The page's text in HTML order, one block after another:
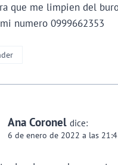
que me limpien del
numero 0999662353
Ana Coronel dice:
6 de enero de 2022 a las